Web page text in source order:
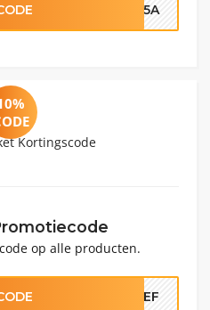
2P5A
op alle producten.
RIEF